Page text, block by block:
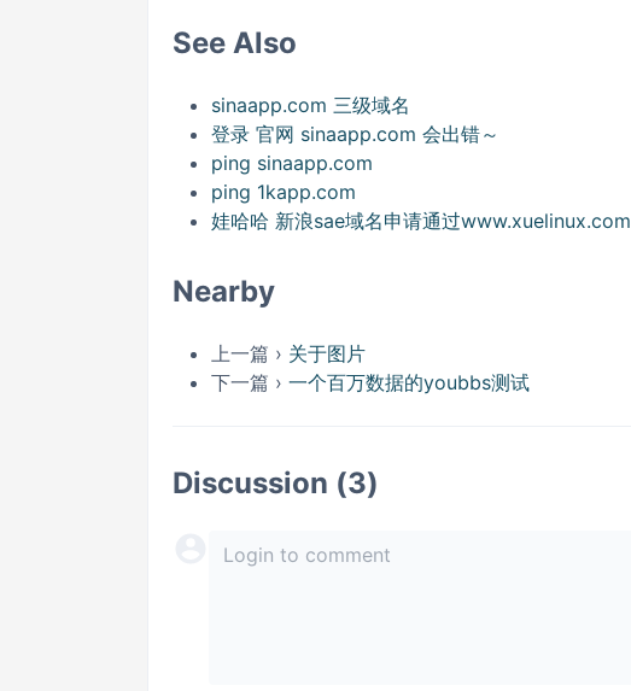
See Also
sinaapp.com 三级域名
登录 官网 sinaapp.com 会出错～
ping sinaapp.com
ping 1kapp.com
娃哈哈 新浪sae域名申请通过www.xuelinux.com
Nearby
上一篇 › 关于图片
下一篇 › 一个百万数据的youbbs测试
Discussion (3)